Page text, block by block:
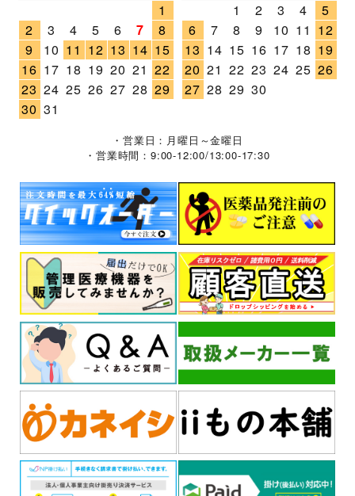
1
2
3 4 5 6 7
8
9
10 11 12 13 14 15
16 17 18 19 20 21 22
23 24 25 26 27 28 29
30 31
1
2 3 4
5
6
7 8 9 10 11 12
13 14 15 16 17 18 19
20 21 22 23 24 25 26
27 28 29 30
・営業日：月曜日～金曜日
・営業時間：9:00-12:00/13:00-17:30